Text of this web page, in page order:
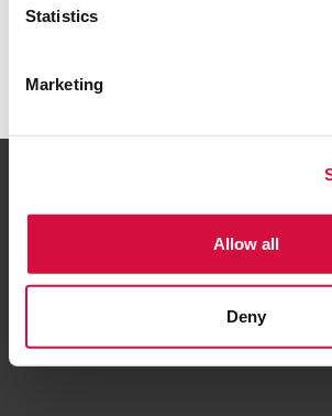
Statistics
Marketing
Allow all
Deny
Folgen Sie uns